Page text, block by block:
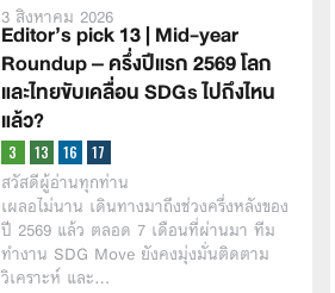
3 สิงหาคม 2026
Editor’s pick 13 | Mid-year
Roundup – ครึ่งปีแรก 2569 โลก
และไทยขับเคลื่อน SDGs ไปถึงไหน
แล้ว?
สวัสดีผู้อ่านทุกท่าน
เผลอไม่นาน เดินทางมาถึงช่วงครึ่งหลังของ
ปี 2569 แล้ว ตลอด 7 เดือนที่ผ่านมา ทีม
ทำงาน SDG Move ยังคงมุ่งมั่นติดตาม
วิเคราะห์ และ…